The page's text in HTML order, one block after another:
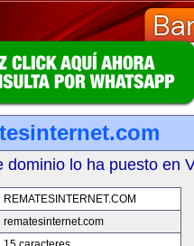
dominio lo ha puesto en
REMATESINTERNET.COM
rematesinternet.com